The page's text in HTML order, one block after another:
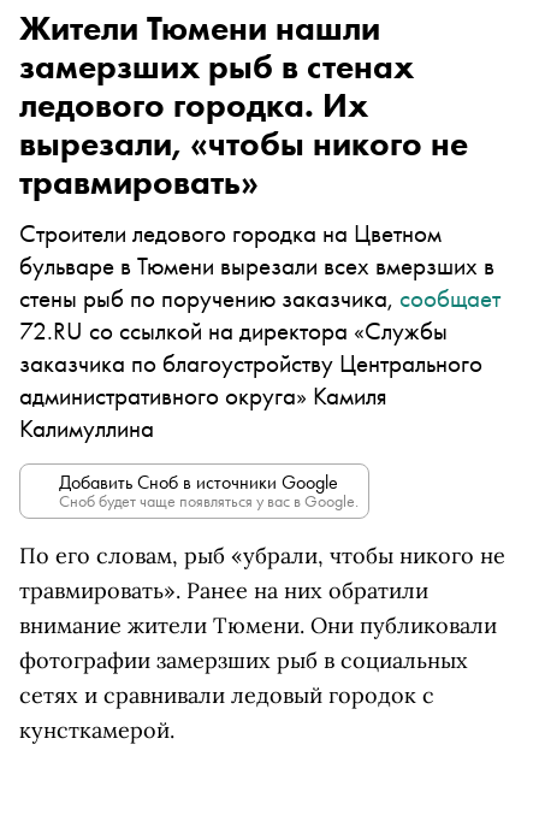
Жители Тюмени нашли
замерзших рыб в стенах
ледового городка. Их
вырезали, «чтобы никого не
травмировать»
Строители ледового городка на Цветном
бульваре в Тюмени вырезали всех вмерзших в
стены рыб по поручению заказчика, сообщает
72.RU со ссылкой на директора «Службы
заказчика по благоустройству Центрального
административного округа» Камиля
Калимуллина
Добавить Сноб в источники Google
Сноб будет чаще появляться у вас в Google.
По его словам, рыб «убрали, чтобы никого не
травмировать». Ранее на них обратили
внимание жители Тюмени. Они публиковали
фотографии замерзших рыб в социальных
сетях и сравнивали ледовый городок с
кунсткамерой.